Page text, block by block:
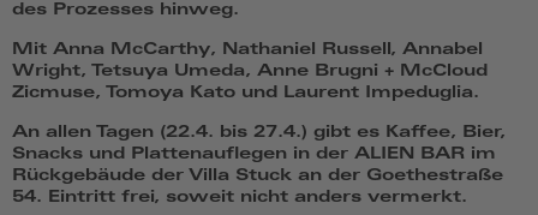
des Prozesses hinweg.
Mit Anna McCarthy, Nathaniel Russell, Annabel
Wright, Tetsuya Umeda, Anne Brugni + McCloud
Zicmuse, Tomoya Kato und Laurent Impeduglia.
An allen Tagen (22.4. bis 27.4.) gibt es Kaffee, Bier,
Snacks und Plattenauflegen in der ALIEN BAR im
Rückgebäude der Villa Stuck an der Goethestraße
54. Eintritt frei, soweit nicht anders vermerkt.